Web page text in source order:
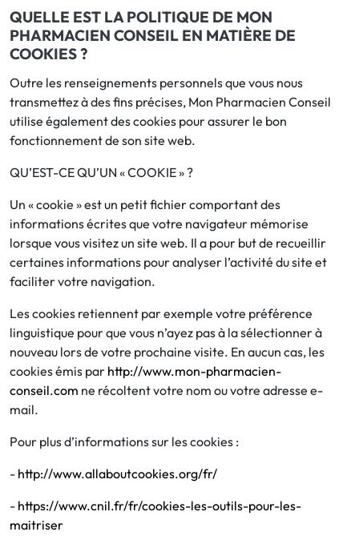
QUELLE EST LA POLITIQUE DE MON
PHARMACIEN CONSEIL EN MATIÈRE DE
COOKIES ?
Outre les renseignements personnels que vous nous
transmettez à des fins précises, Mon Pharmacien Conseil
utilise également des cookies pour assurer le bon
fonctionnement de son site web.
QU’EST-CE QU’UN « COOKIE » ?
Un « cookie » est un petit fichier comportant des
informations écrites que votre navigateur mémorise
lorsque vous visitez un site web. Il a pour but de recueillir
certaines informations pour analyser l’activité du site et
faciliter votre navigation.
Les cookies retiennent par exemple votre préférence
linguistique pour que vous n’ayez pas à la sélectionner à
nouveau lors de votre prochaine visite. En aucun cas, les
cookies émis par http://www.mon-pharmacien-
conseil.com ne récoltent votre nom ou votre adresse e-
mail.
Pour plus d’informations sur les cookies :
- http://www.allaboutcookies.org/fr/
- https://www.cnil.fr/fr/cookies-les-outils-pour-les-
maitriser